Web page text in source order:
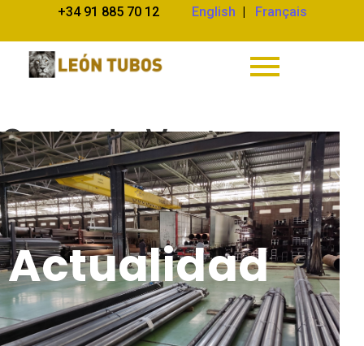
+34 91 885 70 12 English | Français
Corte de Ventanas
Cuadradas en Tubo de
Acero
Actualidad
04/03/2024 / Comentarios desactivados
Actualidad